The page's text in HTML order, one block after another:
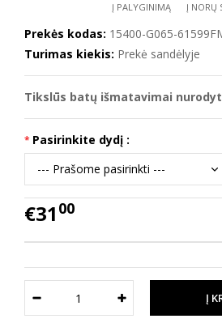
Į PALYGINIMĄ Į NORŲ
Prekės kodas: 15400-G065-
Turimas kiekis: Prekė sandėlyje
Tikslūs batų išmatavimai
Pasirinkite dydį :
€31 00